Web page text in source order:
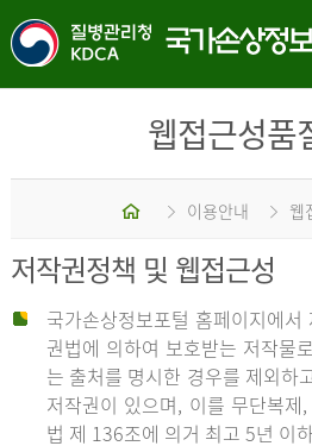
웹접근성품
홈 이용안내 웹
저작권정책 및 웹접근성
국가손상정보포털 홈페이지에
권법에 의하여 보호받는 저작물
는 출처를 명시한 경우를 제외하
저작권이 있으며, 이를 무단복
법 제 136조에 의거 최고 5년 이